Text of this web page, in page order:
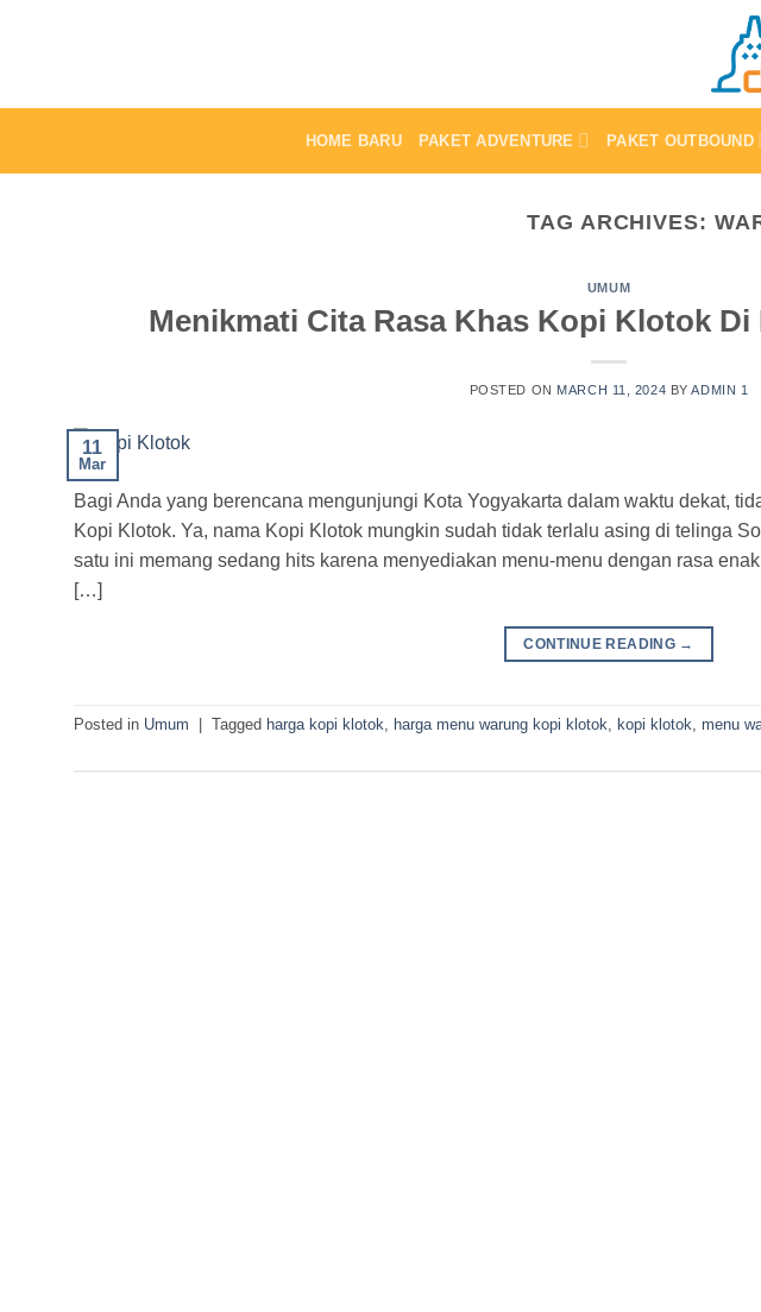
HOME BARU PAKET ADVENTURE PAKET OUTBOUND
TAG ARCHIVES:
UMUM
Menikmati Cita Rasa Khas Kopi Klotok
POSTED ON MARCH 11, 2024 BYADMIN 1
11
Mar
Bagi Anda yang berencana mengunjungi Kota Yogyakarta dalam waktu dekat,
Kopi Klotok. Ya, nama Kopi Klotok mungkin sudah tidak terlalu asing di telinga
satu ini memang sedang hits karena menyediakan menu-menu dengan rasa
[…]
CONTINUE READING →
Posted in Umum Tagged harga kopi klotok, harga menu warung kopi klotok, kopi klotok, menu